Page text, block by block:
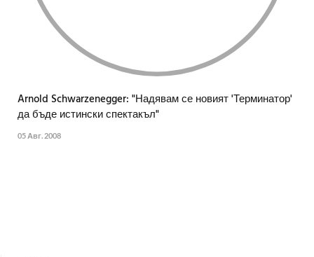
Arnold Schwarzenegger: "Надявам се новият 'Терминатор'
да бъде истински спектакъл"
05 Авг. 2008